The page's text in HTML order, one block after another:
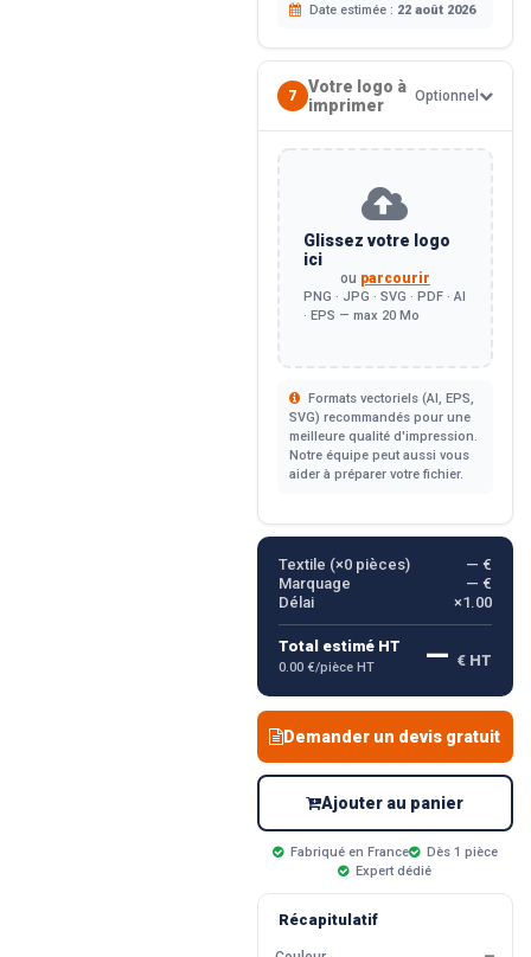
Date estimée : 22 août 2026
7
Votre logo à
imprimer
Optionnel
Glissez votre logo
ici
ou parcourir
PNG · JPG · SVG · PDF · AI
· EPS — max 20 Mo
Formats vectoriels (AI, EPS,
SVG) recommandés pour une
meilleure qualité d'impression.
Notre équipe peut aussi vous
aider à préparer votre fichier.
Textile (×0pièces)
— €
Marquage
— €
Délai
×1.00
Total estimé HT
0.00 €/pièce HT — € HT
Demander un devis gratuit
Ajouter au panier
Fabriqué en France
Dès 1 pièce
Expert dédié
Récapitulatif